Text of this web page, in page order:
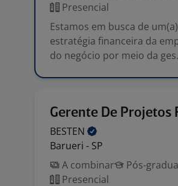
Presencial
Estamos em busca de um(a)
estratégia financeira da
do negócio por meio da
Gerente De Projetos
BESTEN
Barueri - SP
A combinar
Pós-
Presencial